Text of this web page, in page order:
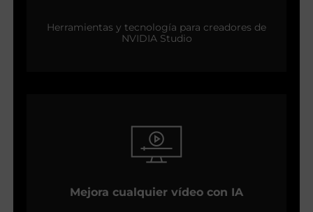
Herramientas y tecnología para creadores de
NVIDIA Studio
Mejora cualquier vídeo con IA